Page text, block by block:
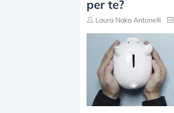
per te?
Laura Naka Antonelli